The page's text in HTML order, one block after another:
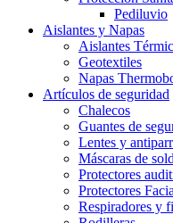
Pediluvio
Aislantes y Napas
Aislantes
Geotextiles
Napas
Artículos de seguridad
Chalecos
Guantes de
Lentes y
Máscaras de
Protectores
Protectores
Respiradores y